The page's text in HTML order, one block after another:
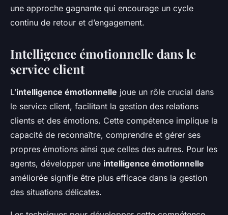
une approche gagnante qui encourage un cycle
continu de retour et d’engagement.
Intelligence émotionnelle dans le
service client
L’intelligence émotionnelle joue un rôle crucial dans
le service client, facilitant la gestion des relations
clients et des émotions. Cette compétence implique la
capacité de reconnaître, comprendre et gérer ses
propres émotions ainsi que celles des autres. Pour les
agents, développer une intelligence émotionnelle
améliorée signifie être plus efficace dans la gestion
des situations délicates.